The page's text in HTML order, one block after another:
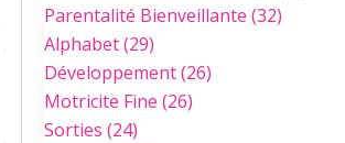
Parentalité Bienveillante (32)
Alphabet(29)
Développement(26)
Motricite Fine (26)
Sorties (24)